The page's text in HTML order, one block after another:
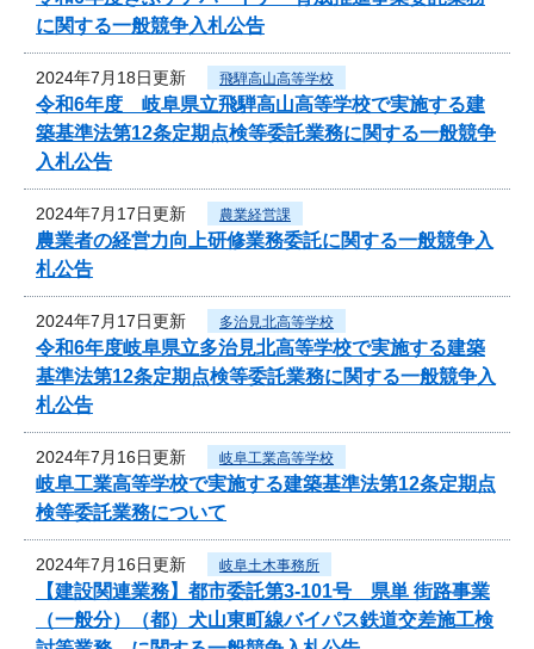
に関する一般競争入札公告
2024年7月18日更新 飛騨高山高等学校
令和6年度 岐阜県立飛騨高山高等学校で実施する建
築基準法第12条定期点検等委託業務に関する一般競争
入札公告
2024年7月17日更新 農業経営課
農業者の経営力向上研修業務委託に関する一般競争入
札公告
2024年7月17日更新 多治見北高等学校
令和6年度岐阜県立多治見北高等学校で実施する建築
基準法第12条定期点検等委託業務に関する一般競争入
札公告
2024年7月16日更新 岐阜工業高等学校
岐阜工業高等学校で実施する建築基準法第12条定期点
検等委託業務について
2024年7月16日更新 岐阜土木事務所
【建設関連業務】都市委託第3-101号 県単 街路事業
（一般分）（都）犬山東町線バイパス鉄道交差施工検